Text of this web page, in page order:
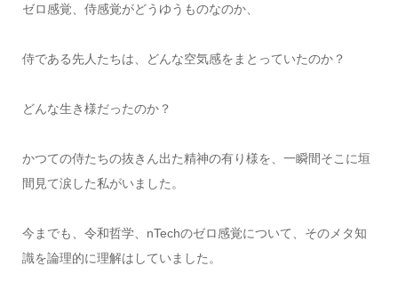
ゼロ感覚、侍感覚がどうゆうものなのか、
侍である先人たちは、どんな空気感をまとっていたのか？
どんな生き様だったのか？
かつての侍たちの抜きん出た精神の有り様を、一瞬間そこに垣
間見て涙した私がいました。
今までも、令和哲学、nTechのゼロ感覚について、そのメタ知
識を論理的に理解はしていました。